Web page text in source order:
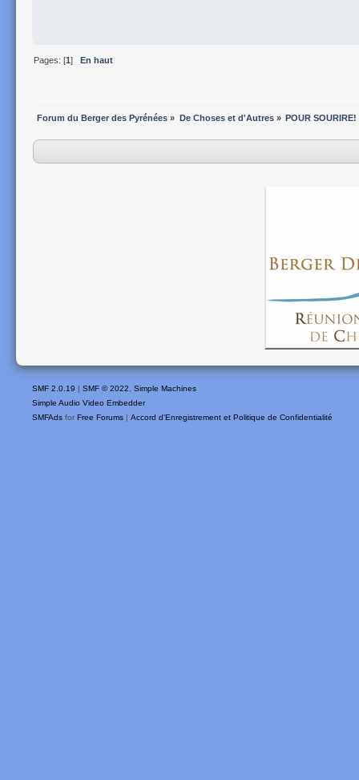
Pages: [1]En haut
Forum du Berger des Pyrénées » De Choses et d'Autres» POUR SOURIRE!
SMF 2.0.19 | SMF © 2022
Simple Machines
Simple Audio Video Embedder
SMFAds for Free Forums | Accord d'Enregistrement et Politique de Confidentialité